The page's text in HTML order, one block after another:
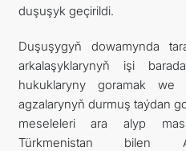
duşuşyk geçirildi.
Duşuşygyň dowamynda
arkalaşyklarynyň işi
hukuklaryny goramak we
agzalarynyň durmuş taýdan
meseleleri ara alyp
Türkmenistan bilen